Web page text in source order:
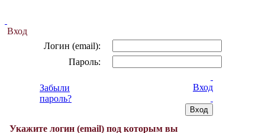
Вход
Логин (email):
Пароль:
Забыли
пароль?
Вход
Укажите логин (email) под которым вы